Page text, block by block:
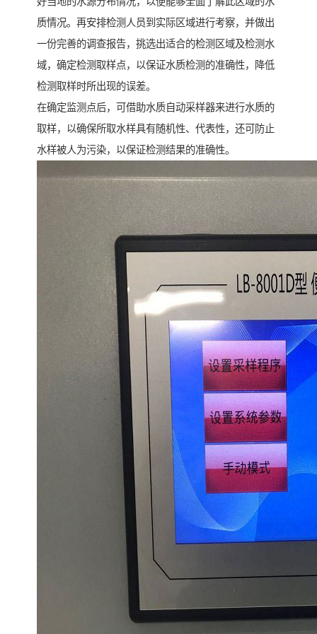
质情况。再安排检测人员到实际区域进行考察，并做出
一份完善的调查报告，挑选出适合的检测区域及检测水
域，确定检测取样点，以保证水质检测的准确性，降低
检测取样时所出现的误差。
在确定监测点后，可借助水质自动采样器来进行水质的
取样，以确保所取水样具有随机性、代表性，还可防止
水样被人为污染，以保证检测结果的准确性。